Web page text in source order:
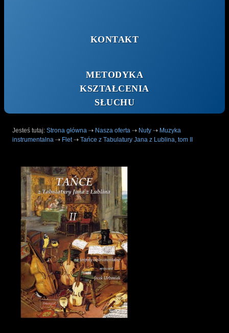
KONTAKT
METODYKA
KSZTAŁCENIA
SŁUCHU
Jesteś tutaj: Strona główna ⇢ Nasza oferta ⇢ Nuty ⇢ Muzyka
instrumentalna ⇢ Flet⇢ Tańce z Tabulatury Jana z Lublina, tom II